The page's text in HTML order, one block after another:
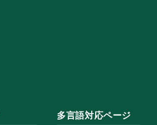
多言語対応ページ